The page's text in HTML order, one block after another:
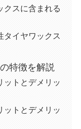
クスに含まれる
タイヤワックス
特徴を解説
ットとデメリッ
ットとデメリッ